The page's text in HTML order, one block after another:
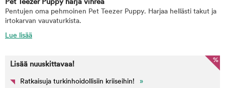
Pet Teezer Puppy harja vihreä
Pentujen oma pehmoinen Pet Teezer Puppy. Harjaa hellästi takut ja
irtokarvan vauvaturkista.
Lue lisää
%
Lisää nuuskittavaa!
Ratkaisuja turkinhoidollisiin kriiseihin! »